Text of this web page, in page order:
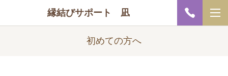
縁結びサポート 凪
初めての方へ